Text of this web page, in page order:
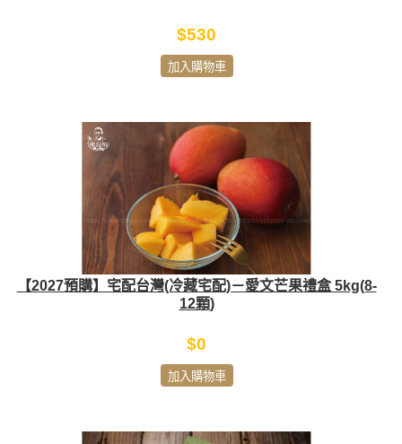
$530
加入購物車
【2027預購】宅配台灣(冷藏宅配)－愛文芒果禮盒 5kg(8-
12顆)
$0
加入購物車